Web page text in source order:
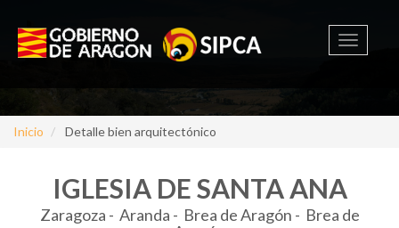
Toggle
Inicio Detalle bien arquitectónico
IGLESIA DE SANTA ANA
Zaragoza - Aranda - Brea de Aragón - Brea de